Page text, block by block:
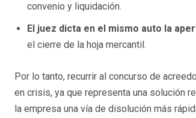
convenio y liquidación.
El juez dicta en el mismo auto la
el cierre de la hoja mercantil.
Por lo tanto, recurrir al concurso de
en crisis, ya que representa una solución
la empresa una vía de disolución más